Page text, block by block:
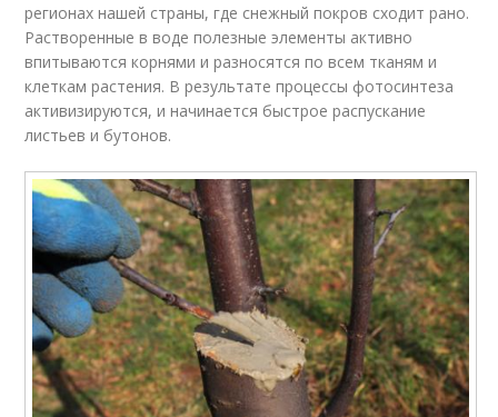
регионах нашей страны, где снежный покров сходит рано.
Растворенные в воде полезные элементы активно
впитываются корнями и разносятся по всем тканям и
клеткам растения. В результате процессы фотосинтеза
активизируются, и начинается быстрое распускание
листьев и бутонов.